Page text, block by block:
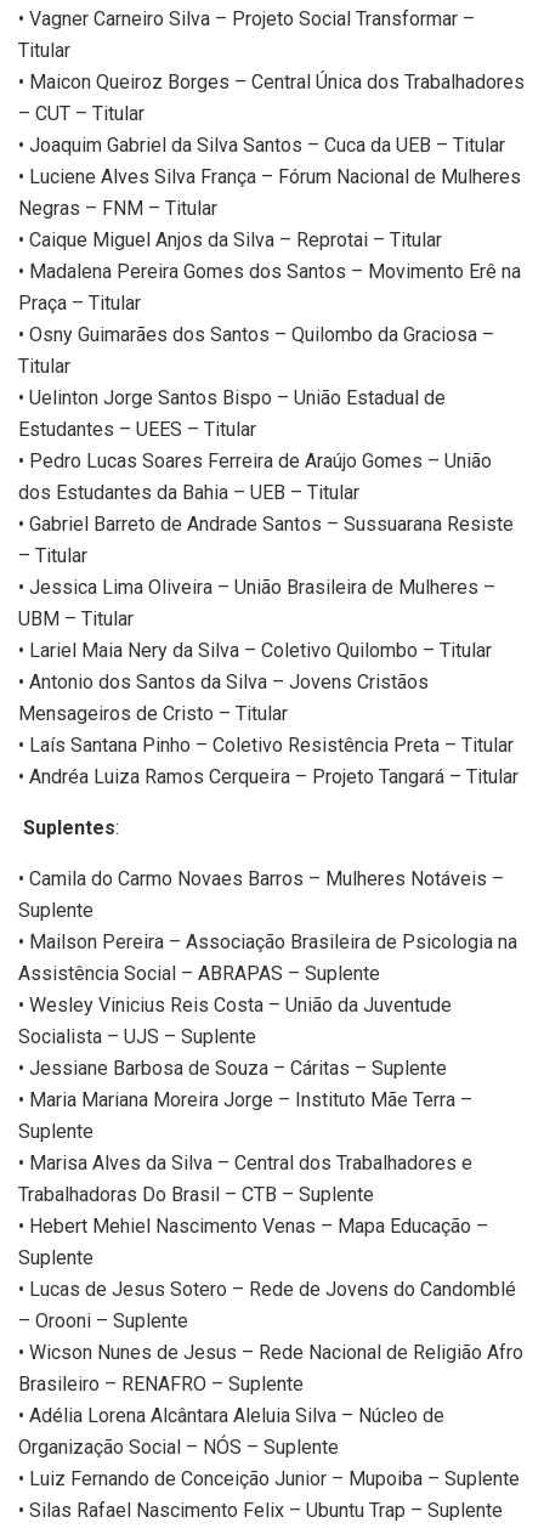
• Vagner Carneiro Silva – Projeto Social Transformar –
Titular
• Maicon Queiroz Borges – Central Única dos Trabalhadores
– CUT – Titular
• Joaquim Gabriel da Silva Santos – Cuca da UEB – Titular
• Luciene Alves Silva França – Fórum Nacional de Mulheres
Negras – FNM – Titular
• Caique Miguel Anjos da Silva – Reprotai – Titular
• Madalena Pereira Gomes dos Santos – Movimento Erê na
Praça – Titular
• Osny Guimarães dos Santos – Quilombo da Graciosa –
Titular
• Uelinton Jorge Santos Bispo – União Estadual de
Estudantes – UEES – Titular
• Pedro Lucas Soares Ferreira de Araújo Gomes – União
dos Estudantes da Bahia – UEB – Titular
• Gabriel Barreto de Andrade Santos – Sussuarana Resiste
– Titular
• Jessica Lima Oliveira – União Brasileira de Mulheres –
UBM – Titular
• Lariel Maia Nery da Silva – Coletivo Quilombo – Titular
• Antonio dos Santos da Silva – Jovens Cristãos
Mensageiros de Cristo – Titular
• Laís Santana Pinho – Coletivo Resistência Preta – Titular
• Andréa Luiza Ramos Cerqueira – Projeto Tangará – Titular
Suplentes:
• Camila do Carmo Novaes Barros – Mulheres Notáveis –
Suplente
• Mailson Pereira – Associação Brasileira de Psicologia na
Assistência Social – ABRAPAS – Suplente
• Wesley Vinicius Reis Costa – União da Juventude
Socialista – UJS – Suplente
• Jessiane Barbosa de Souza – Cáritas – Suplente
• Maria Mariana Moreira Jorge – Instituto Mãe Terra –
Suplente
• Marisa Alves da Silva – Central dos Trabalhadores e
Trabalhadoras Do Brasil – CTB – Suplente
• Hebert Mehiel Nascimento Venas – Mapa Educação –
Suplente
• Lucas de Jesus Sotero – Rede de Jovens do Candomblé
– Orooni – Suplente
• Wicson Nunes de Jesus – Rede Nacional de Religião Afro
Brasileiro – RENAFRO – Suplente
• Adélia Lorena Alcântara Aleluia Silva – Núcleo de
Organização Social – NÓS – Suplente
• Luiz Fernando de Conceição Junior – Mupoiba – Suplente
• Silas Rafael Nascimento Felix – Ubuntu Trap – Suplente